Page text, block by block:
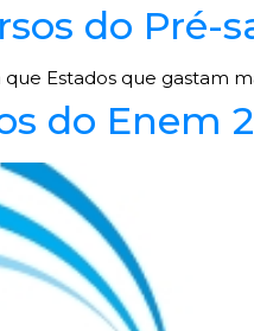
do Pré-
Estados que gastam
do Enem